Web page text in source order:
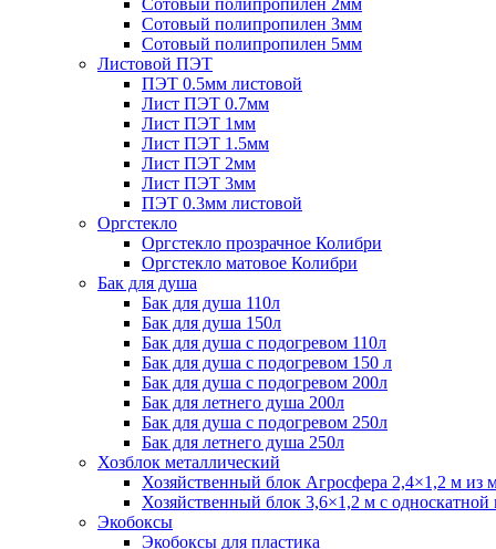
Сотовый полипропилен 2мм
Сотовый полипропилен 3мм
Сотовый полипропилен 5мм
Листовой ПЭТ
ПЭТ 0.5мм листовой
Лист ПЭТ 0.7мм
Лист ПЭТ 1мм
Лист ПЭТ 1.5мм
Лист ПЭТ 2мм
Лист ПЭТ 3мм
ПЭТ 0.3мм листовой
Оргстекло
Оргстекло прозрачное Колибри
Оргстекло матовое Колибри
Бак для душа
Бак для душа 110л
Бак для душа 150л
Бак для душа с подогревом 110л
Бак для душа с подогревом 150 л
Бак для душа с подогревом 200л
Бак для летнего душа 200л
Бак для душа с подогревом 250л
Бак для летнего душа 250л
Хозблок металлический
Хозяйственный блок Агросфера 2,4×1,2 м из
Хозяйственный блок 3,6×1,2 м с
Экобоксы
Экобоксы для пластика